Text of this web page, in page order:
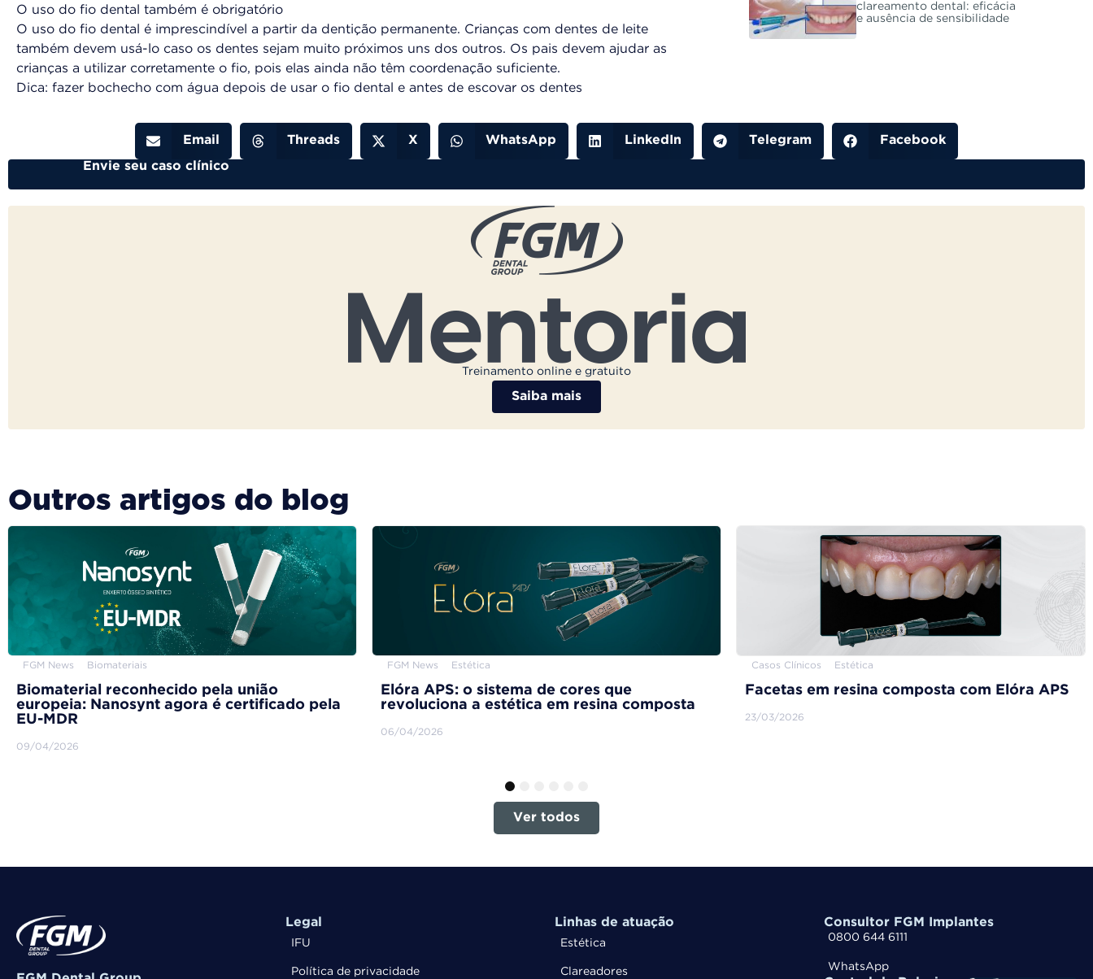
O uso do fio dental também é obrigatório
O uso do fio dental é imprescindível a partir da dentição permanente. Crianças com dentes de leite
também devem usá-lo caso os dentes sejam muito próximos uns dos outros. Os pais devem ajudar as
crianças a utilizar corretamente o fio, pois elas ainda não têm coordenação suficiente.
Dica: fazer bochecho com água depois de usar o fio dental e antes de escovar os dentes
clareamento dental: eficácia
e ausência de sensibilidade
Email Threads X WhatsApp LinkedIn Telegram Facebook
Envie seu caso clínico
Treinamento online e gratuito
Saiba mais
Outros artigos do blog
FGM News Biomateriais
Biomaterial reconhecido pela união
europeia: Nanosynt agora é certificado pela
EU-MDR
09/04/2026
FGM News Estética
Elóra APS: o sistema de cores que
revoluciona a estética em resina composta
06/04/2026
Casos Clínicos Estética
Facetas em resina composta com Elóra APS
23/03/2026
4
Ver todos
Legal
IFU
Política de privacidade
Linhas de atuação
Estética
Clareadores
Consultor FGM Implantes
0800 644 6111
WhatsApp